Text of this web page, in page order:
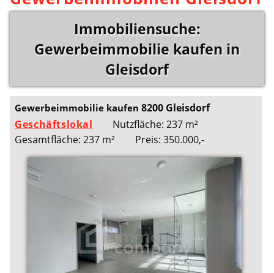
Immobiliensuche:
Gewerbeimmobilie kaufen in
Gleisdorf
Gewerbeimmobilie kaufen8200 Gleisdorf
Geschäftslokal
Nutzfläche: 237 m²
Gesamtfläche: 237 m²
Preis: 350.000,-